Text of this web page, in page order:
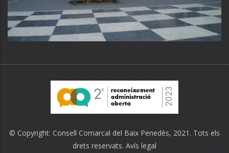
© Copyright: Consell Comarcal del Baix Penedès, 2021. Tots els
drets reservats. Avís legal